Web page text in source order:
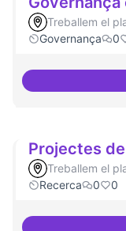
Treballem el
Governança
0
Projectes
Treballem el
Recerca
0 0